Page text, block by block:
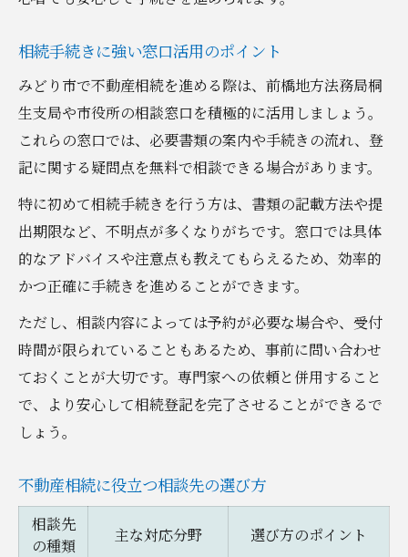
相続手続きに強い窓口活用のポイント
みどり市で不動産相続を進める際は、前橋地方法務局桐
生支局や市役所の相談窓口を積極的に活用しましょう。
これらの窓口では、必要書類の案内や手続きの流れ、登
記に関する疑問点を無料で相談できる場合があります。
特に初めて相続手続きを行う方は、書類の記載方法や提
出期限など、不明点が多くなりがちです。窓口では具体
的なアドバイスや注意点も教えてもらえるため、効率的
かつ正確に手続きを進めることができます。
ただし、相談内容によっては予約が必要な場合や、受付
時間が限られていることもあるため、事前に問い合わせ
ておくことが大切です。専門家への依頼と併用すること
で、より安心して相続登記を完了させることができるで
しょう。
不動産相続に役立つ相談先の選び方
相談先
の種類
主な対応分野 選び方のポイント